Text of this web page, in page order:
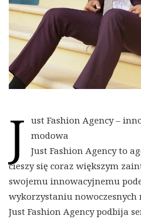
J ust Fashion Agency –
modowa
Just Fashion Agency to
cieszy się coraz większym
swojemu innowacyjnemu
wykorzystaniu
Just Fashion Agency podbija